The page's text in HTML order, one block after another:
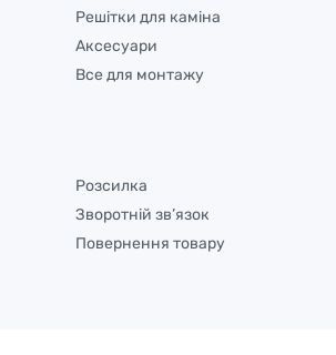
Решітки для каміна
Аксесуари
Все для монтажу
Розсилка
Зворотній зв’язок
Повернення товару